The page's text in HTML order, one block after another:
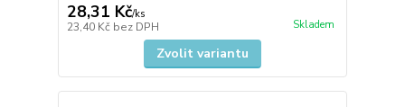
28,31 Kč/ks
23,40 Kč bez DPH Skladem
Zvolit variantu